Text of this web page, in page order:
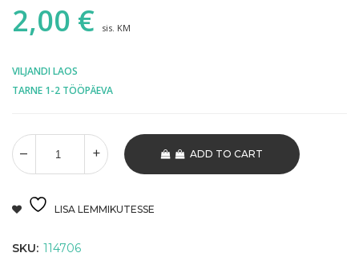
2,00 € sis. KM
VILJANDI LAOS
TARNE 1-2 TÖÖPÄEVA
ADD TO CART
LISA LEMMIKUTESSE
SKU: 114706